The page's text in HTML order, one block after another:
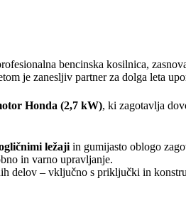
bencinska kosilnica,
je zanesljiv partner za dolga leta
Honda (2,7 kW), ki zagotavlja
ležaji in gumijasto oblogo
in varno upravljanje.
delov – vključno s priključki in